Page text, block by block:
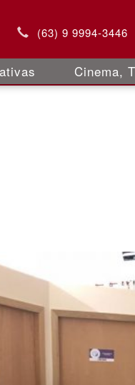
(63) 9 9994-3446
Cinema,